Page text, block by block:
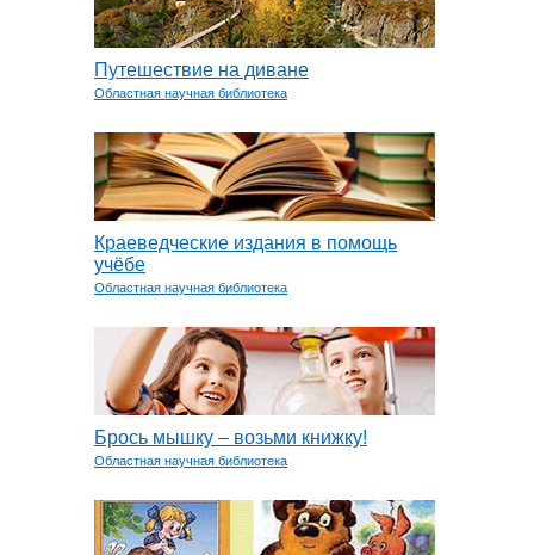
Путешествие на диване
Областная научная библиотека
Краеведческие издания в помощь
учёбе
Областная научная библиотека
Брось мышку – возьми книжку!
Областная научная библиотека